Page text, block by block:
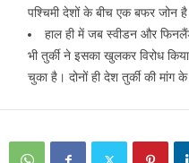
पश्चिमी देशों के बीच एक बफर जोन
हाल ही में जब स्‍वीडन और
भी तुर्की ने इसका खुलकर विरोध
चुका है। दोनों ही देश तुर्की की